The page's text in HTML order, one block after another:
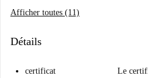
Afficher toutes (11)
Détails
certificat
Le